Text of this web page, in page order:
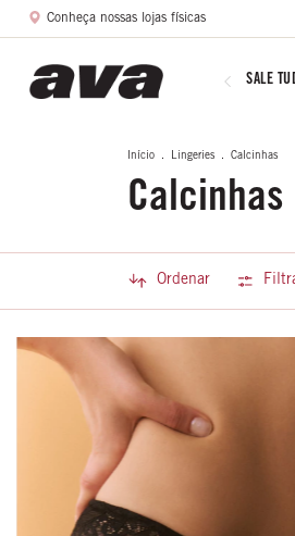
Conheça nossas lojas físicas
SALE
Início . Lingeries . Calcinhas
Calcinhas
Ordenar